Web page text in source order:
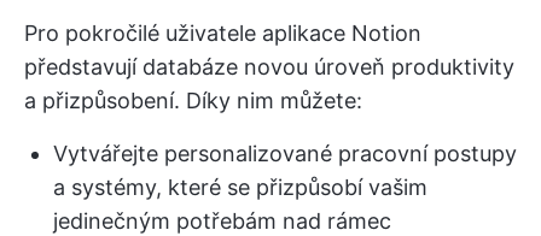
Pro pokročilé uživatele aplikace Notion
představují databáze novou úroveň produktivity
a přizpůsobení. Díky nim můžete:
Vytvářejte personalizované pracovní postupy
a systémy, které se přizpůsobí vašim
jedinečným potřebám nad rámec